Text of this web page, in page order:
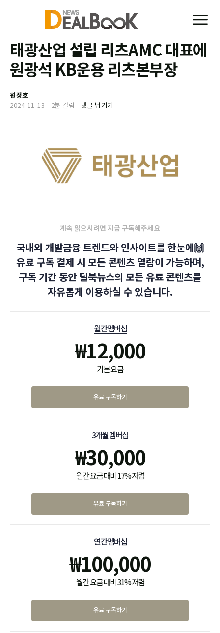
태광산업 설립 리츠AMC 대표에
원광석 KB운용 리츠본부장
원정호
2024-11-13 - 2분 걸림 - 댓글 남기기
계속 읽으시려면 지금 구독해주세요
국내외 개발금융 트렌드와 인사이트를 한눈에🙌
유료 구독 결제 시 모든 콘텐츠 열람이 가능하며,
구독 기간 동안 딜북뉴스의 모든 유료 콘텐츠를
자유롭게 이용하실 수 있습니다.
월간 멤버십
₩12,000
기본 요금
유료 구독하기
3개월 멤버십
₩30,000
월간 요금 대비 17% 저렴
유료 구독하기
연간 멤버십
₩100,000
월간 요금 대비 31% 저렴
유료 구독하기